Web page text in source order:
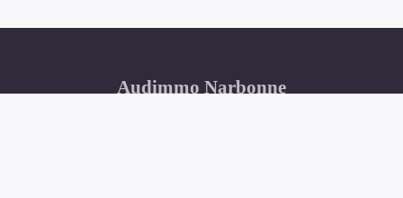
Audimmo Narbonne